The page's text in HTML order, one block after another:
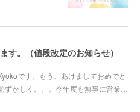
す。（値段改定のお知らせ）
です。もう、あけましておめでと
ずかしく。。。今年度も無事に営業…